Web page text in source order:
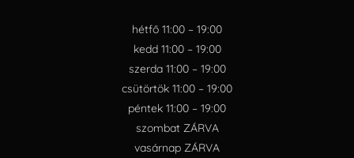
hétfő 11:00 – 19:00
kedd 11:00 – 19:00
szerda 11:00 – 19:00
csütörtök 11:00 – 19:00
péntek 11:00 – 19:00
szombat ZÁRVA
vasárnap ZÁRVA